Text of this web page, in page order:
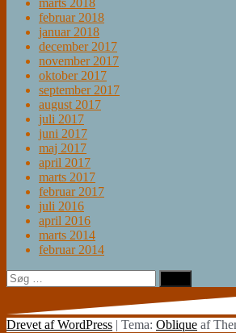
februar 2018
januar 2018
december 2017
november 2017
oktober 2017
september 2017
august 2017
juli 2017
juni 2017
maj 2017
april 2017
marts 2017
februar 2017
juli 2016
april 2016
marts 2014
februar 2014
Søg
efter:
Drevet af WordPress | Tema: Oblique af